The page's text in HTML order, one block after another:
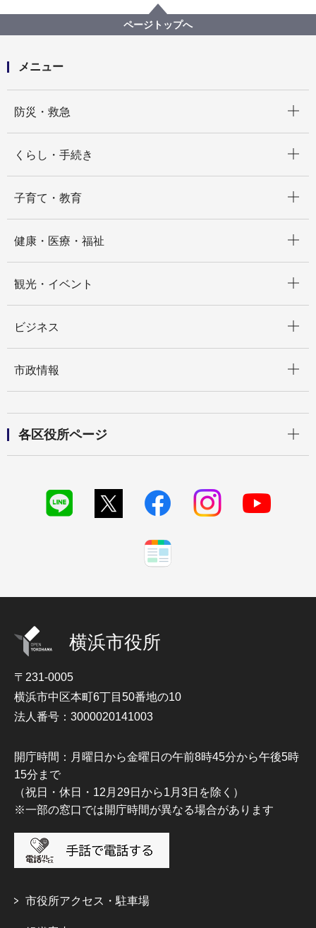
ページトップへ
メニュー
防災・救急
くらし・手続き
子育て・教育
健康・医療・福祉
観光・イベント
ビジネス
市政情報
各区役所ページ
横浜市役所
〒231-0005
横浜市中区本町6丁目50番地の10
法人番号：3000020141003
開庁時間：月曜日から金曜日の午前8時45分から午後5時
15分まで
（祝日・休日・12月29日から1月3日を除く）
※一部の窓口では開庁時間が異なる場合があります
市役所アクセス・駐車場